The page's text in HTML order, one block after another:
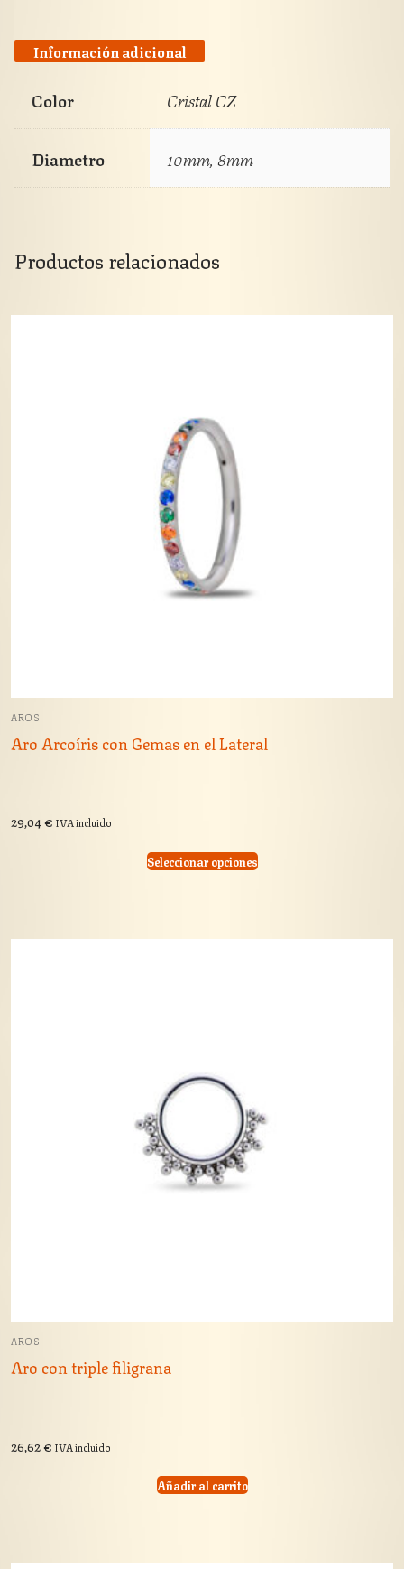
Información adicional
Color Cristal CZ
Diametro 10mm, 8mm
Productos relacionados
AROS
Aro Arcoíris con Gemas en el Lateral
29,04€ IVA incluido
Seleccionar opciones
AROS
Aro con triple filigrana
26,62€ IVA incluido
Añadir al carrito